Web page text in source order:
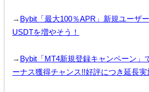
→ Bybit「最大100％APR」新規ユーザ
USDTを増やそう！
→ Bybit「MT4新規登録キャンペーン」
ーナス獲得チャンス!!好評につき延長実